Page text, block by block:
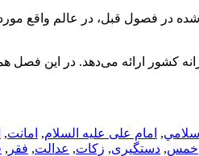
در فصول قبل، در عالم واقع
کشور ارائه می‌دهد. در این فصل
, امام علی علیه السلام, امانت,
خمس, دستگیری, زکات, عدالت, فقر ,